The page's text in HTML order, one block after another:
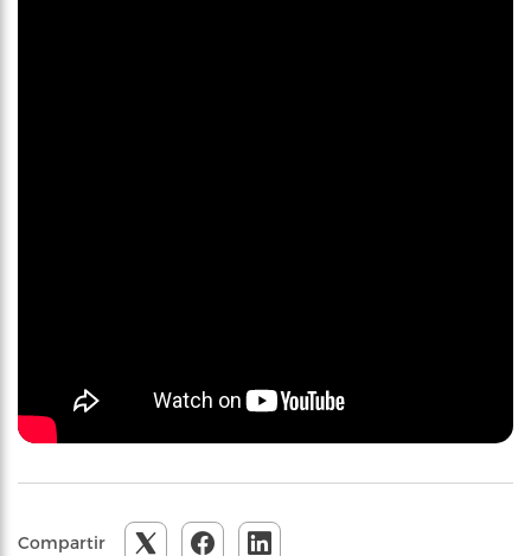
Compartir